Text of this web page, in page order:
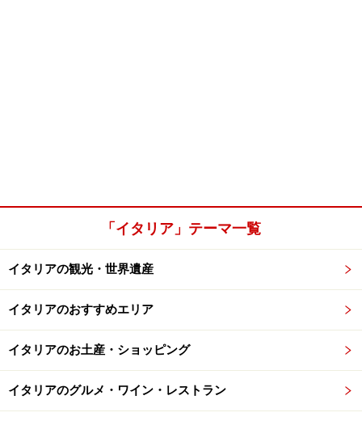
「イタリア」テーマ一覧
イタリアの観光・世界遺産
イタリアのおすすめエリア
イタリアのお土産・ショッピング
イタリアのグルメ・ワイン・レストラン